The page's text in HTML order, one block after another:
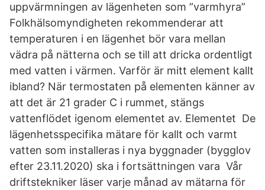
uppvärmningen av lägenheten som ”varmhyra”
Folkhälsomyndigheten rekommenderar att
temperaturen i en lägenhet bör vara mellan
vädra på nätterna och se till att dricka ordentligt
med vatten i värmen. Varför är mitt element kallt
ibland? När termostaten på elementen känner av
att det är 21 grader C i rummet, stängs
vattenflödet igenom elementet av. Elementet De
lägenhetsspecifika mätare för kallt och varmt
vatten som installeras i nya byggnader (bygglov
efter 23.11.2020) ska i fortsättningen vara Vår
driftstekniker läser varje månad av mätarna för